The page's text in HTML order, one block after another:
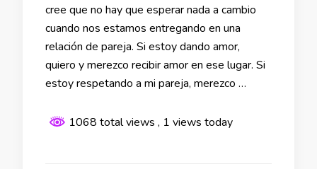
cree que no hay que esperar nada a cambio
cuando nos estamos entregando en una
relación de pareja. Si estoy dando amor,
quiero y merezco recibir amor en ese lugar. Si
estoy respetando a mi pareja, merezco …
1068 total views , 1 views today